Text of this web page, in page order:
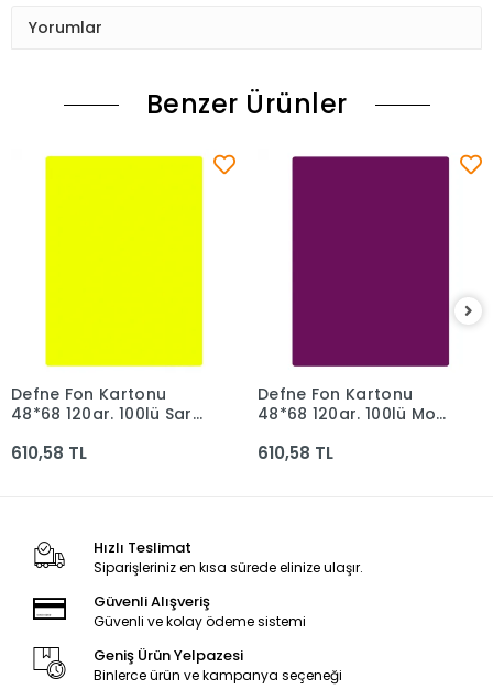
Yorumlar
Benzer Ürünler
Sepete Ekle
Defne Fon Kartonu
48*68 120gr. 100lü Sarı
610,58 TL
Sepete Ekle
Defne Fon Kartonu
48*68 120gr. 100lü Mor
610,58 TL
Hızlı Teslimat
Siparişleriniz en kısa sürede elinize ulaşır.
Güvenli Alışveriş
Güvenli ve kolay ödeme sistemi
Geniş Ürün Yelpazesi
Binlerce ürün ve kampanya seçeneği